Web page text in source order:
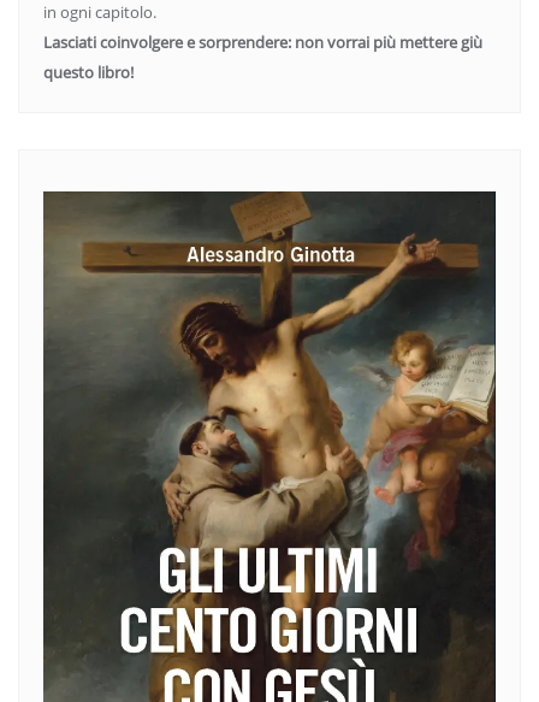
in ogni capitolo.
Lasciati coinvolgere e sorprendere: non vorrai più mettere giù
questo libro!